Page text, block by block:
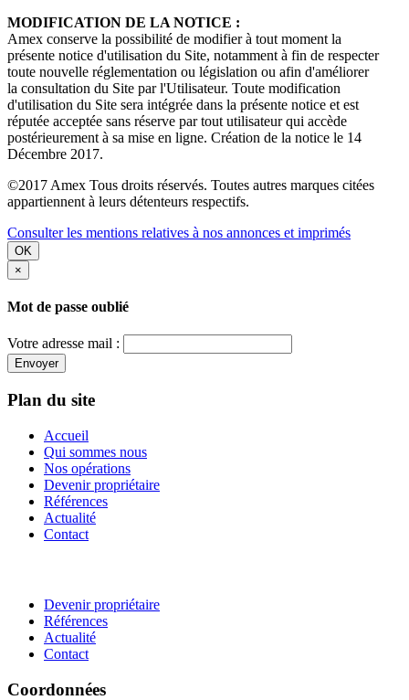
MODIFICATION DE LA NOTICE :
Amex conserve la possibilité de modifier à tout moment la
présente notice d'utilisation du Site, notamment à fin de respecter
toute nouvelle réglementation ou législation ou afin d'améliorer
la consultation du Site par l'Utilisateur. Toute modification
d'utilisation du Site sera intégrée dans la présente notice et est
réputée acceptée sans réserve par tout utilisateur qui accède
postérieurement à sa mise en ligne. Création de la notice le 14
Décembre 2017.
©2017 Amex Tous droits réservés. Toutes autres marques citées
appartiennent à leurs détenteurs respectifs.
Consulter les mentions relatives à nos annonces et imprimés
OK
×
Mot de passe oublié
Votre adresse mail :
Envoyer
Plan du site
Accueil
Qui sommes nous
Nos opérations
Devenir propriétaire
Références
Actualité
Contact
Devenir propriétaire
Références
Actualité
Contact
Coordonnées